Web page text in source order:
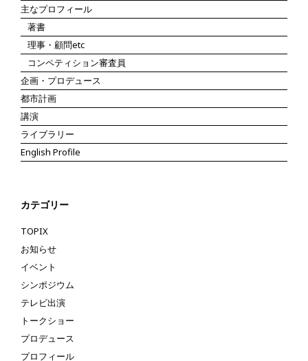
主なプロフィール
著書
理事・顧問etc
コンペティション審査員
企画・プロデュース
都市計画
講演
ライブラリー
English Profile
カテゴリー
TOPIX
お知らせ
イベント
シンポジウム
テレビ出演
トークショー
プロデュース
プロフィール